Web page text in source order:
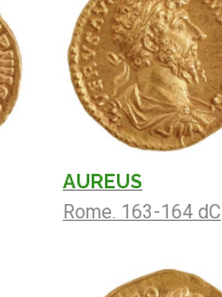
AUREUS
Rome. 163-164 dC